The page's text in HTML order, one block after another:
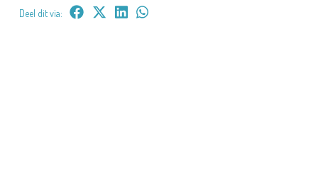
Deel dit via: